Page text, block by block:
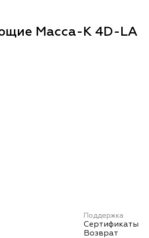
Масса-К 4D-LA
Поддержка
Сертификаты
Возврат